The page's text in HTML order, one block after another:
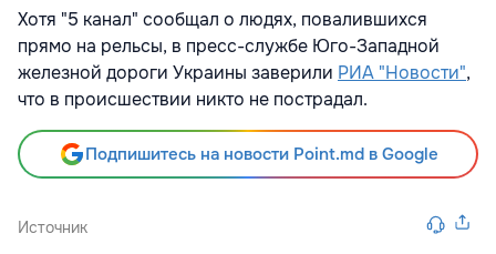
Хотя "5 канал" сообщал о людях, повалившихся
прямо на рельсы, в пресс-службе Юго-Западной
железной дороги Украины заверили РИА "Новости",
что в происшествии никто не пострадал.
Подпишитесь на новости Point.md в Google
Источник